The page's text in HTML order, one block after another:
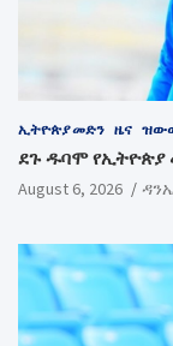
ኢትዮጵያ መድን ዜና
ደጉ ዱባሞ የኢትዮጵያ
August 6, 2026